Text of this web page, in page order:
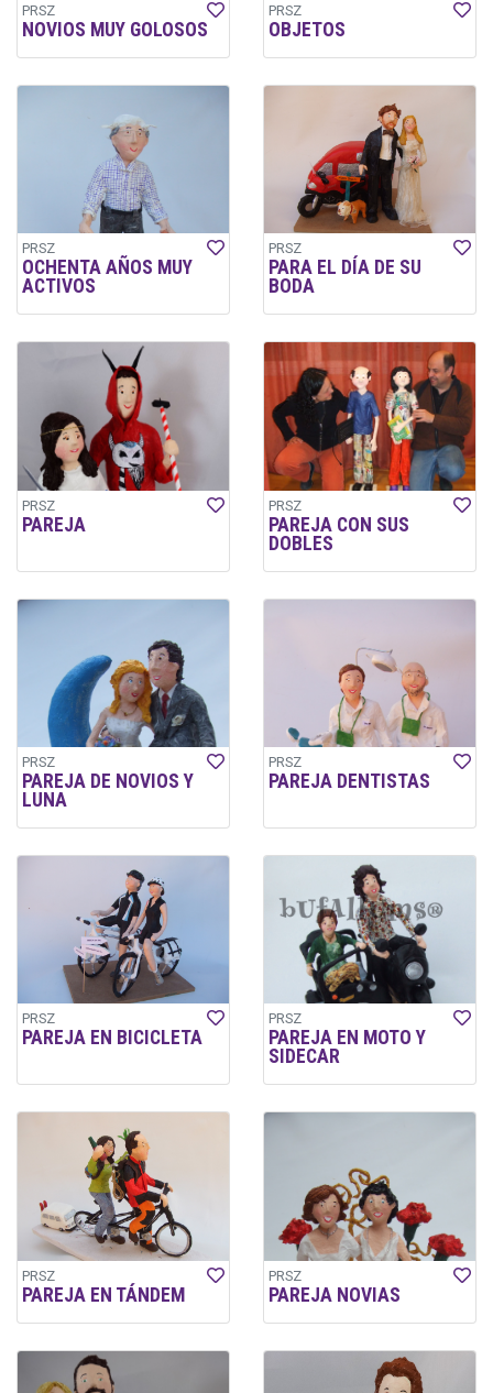
PRSZ
NOVIOS MUY GOLOSOS
PRSZ
OBJETOS
PRSZ
OCHENTA AÑOS MUY
ACTIVOS
PRSZ
PARA EL DÍA DE SU
BODA
PRSZ
PAREJA
PRSZ
PAREJA CON SUS
DOBLES
PRSZ
PAREJA DE NOVIOS Y
LUNA
PRSZ
PAREJA DENTISTAS
PRSZ
PAREJA EN BICICLETA
PRSZ
PAREJA EN MOTO Y
SIDECAR
PRSZ
PAREJA EN TÁNDEM
PRSZ
PAREJA NOVIAS